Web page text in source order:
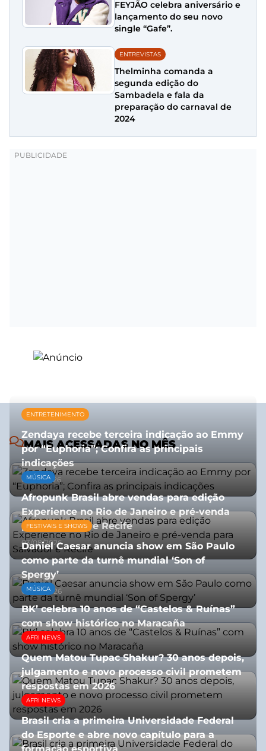
FEYJÃO celebra aniversário e
lançamento do seu novo
single “Gafe”.
ENTREVISTAS
Thelminha comanda a
segunda edição do
Sambadela e fala da
preparação do carnaval de
2024
MAIS ACESSADAS NO MÊS
ENTRETENIMENTO
Zendaya recebe terceira indicação ao Emmy
por “Euphoria”; Confira as principais
indicações
08/07/2026
MÚSICA
Afropunk Brasil abre vendas para edição
Experience no Rio de Janeiro e pré-venda
para Salvador e Recife
03/08/2026
FESTIVAIS E SHOWS
Daniel Caesar anuncia show em São Paulo
como parte da turnê mundial ‘Son of
Spergy’
05/08/2026
MÚSICA
BK’ celebra 10 anos de “Castelos & Ruínas”
com show histórico no Maracaña
06/08/2026
AFRI NEWS
Quem Matou Tupac Shakur? 30 anos depois,
julgamento e novo processo civil prometem
respostas em 2026
05/08/2026
AFRI NEWS
Brasil cria a primeira Universidade Federal
do Esporte e abre novo capítulo para a